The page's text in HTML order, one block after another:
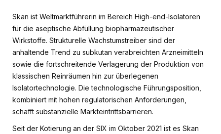
Skan ist Weltmarktführerin im Bereich High-end-Isolatoren
für die aseptische Abfüllung biopharmazeutischer
Wirkstoffe. Strukturelle Wachstumstreiber sind der
anhaltende Trend zu subkutan verabreichten Arzneimitteln
sowie die fortschreitende Verlagerung der Produktion von
klassischen Reinräumen hin zur überlegenen
Isolatortechnologie. Die technologische Führungsposition,
kombiniert mit hohen regulatorischen Anforderungen,
schafft substanzielle Markteintrittsbarrieren.
Seit der Kotierung an der SIX im Oktober 2021 ist es Skan